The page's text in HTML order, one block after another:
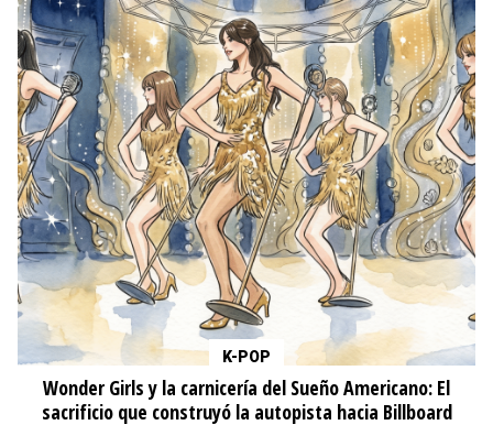
K-POP
Wonder Girls y la carnicería del Sueño Americano: El
sacrificio que construyó la autopista hacia Billboard